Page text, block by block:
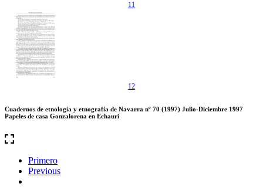
11
12
Cuadernos de etnología y etnografía de Navarra nº 70 (1997) Julio-Diciembre 1997
Papeles de casa Gonzalorena en Echauri
Primero
Previous